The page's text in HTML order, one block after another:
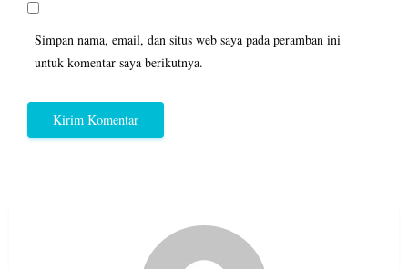
Simpan nama, email, dan situs web saya pada peramban ini
untuk komentar saya berikutnya.